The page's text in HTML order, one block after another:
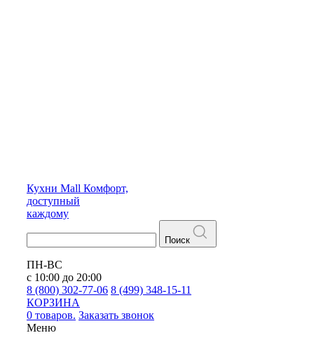
Кухни Mall Комфорт,
доступный
каждому
Поиск
ПН-ВС
с 10:00 до 20:00
8 (800) 302-77-06 8 (499) 348-15-11
КОРЗИНА
0 товаров. Заказать звонок
Меню